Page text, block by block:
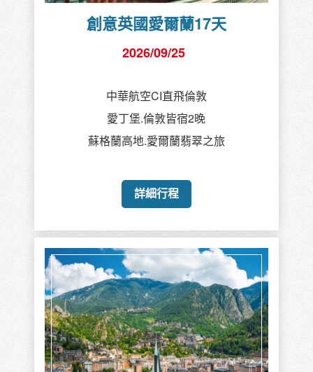
創意英國愛爾蘭17天
2026/09/25
中華航空CI直飛倫敦
愛丁堡.倫敦皆宿2晚
蘇格蘭高地.愛爾蘭翡翠之旅
詳細行程